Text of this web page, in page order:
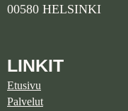
00580 HELSINKI
LINKIT
Etusivu
Palvelut